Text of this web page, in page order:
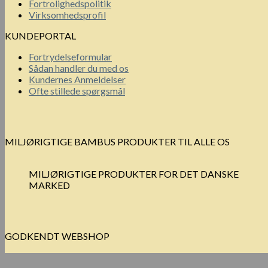
Fortrolighedspolitik
Virksomhedsprofil
KUNDEPORTAL
Fortrydelseformular
Sådan handler du med os
Kundernes Anmeldelser
Ofte stillede spørgsmål
MILJØRIGTIGE BAMBUS PRODUKTER TIL ALLE OS
MILJØRIGTIGE PRODUKTER FOR DET DANSKE
MARKED
GODKENDT WEBSHOP